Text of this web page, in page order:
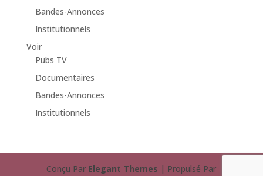
Bandes-Annonces
Institutionnels
Voir
Pubs TV
Documentaires
Bandes-Annonces
Institutionnels
Conçu Par Elegant Themes | Propulsé Par